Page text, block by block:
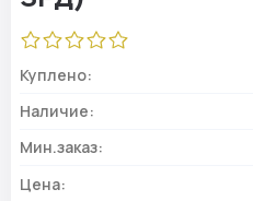
Куплено:
Наличие:
Мин.заказ:
Цена: